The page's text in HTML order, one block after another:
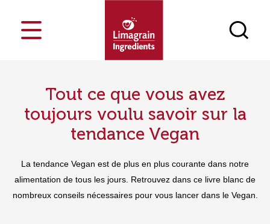
Marchés
Nos Ingrédients
Vos challenges
Notre métier
Contact
Rejoignez-nous
Chercher un produit
Food
Panification et Pâtisserie
Culinary & Dairy
Céréales petit déjeuner & Barres
Feed
Petfood
Farines Fonctionnelles Innosense
Texturant
Process
Carriers
Farine Masa Innosense
Vegesense, protéines végétales
texturées
Cost-saving
Qui sommes-nous ?
Nos singularités
Notre démarche RSE
Blog
Événements
Médiathèque
France
Tout ce que vous avez
toujours voulu savoir sur la
tendance Vegan
La tendance Vegan est de plus en plus courante dans notre
alimentation de tous les jours. Retrouvez dans ce livre blanc de
nombreux conseils nécessaires pour vous lancer dans le Vegan.